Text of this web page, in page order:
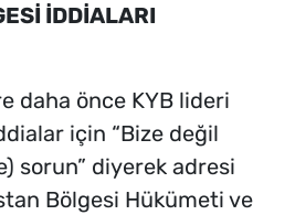
İDDİALARI
daha önce KYB lideri
için “Bize değil
sorun” diyerek adresi
Bölgesi Hükümeti ve